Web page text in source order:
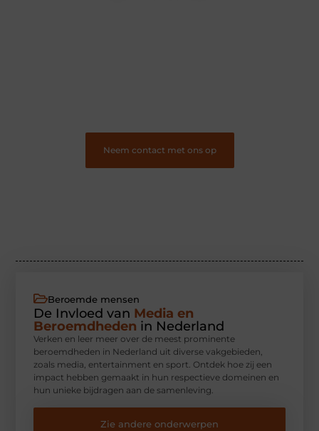
Neem contact met ons op
Beroemde mensen
De Invloed van Media en
Beroemdheden in Nederland
Verken en leer meer over de meest prominente
beroemdheden in Nederland uit diverse vakgebieden,
zoals media, entertainment en sport. Ontdek hoe zij een
impact hebben gemaakt in hun respectieve domeinen en
hun unieke bijdragen aan de samenleving.
Zie andere onderwerpen